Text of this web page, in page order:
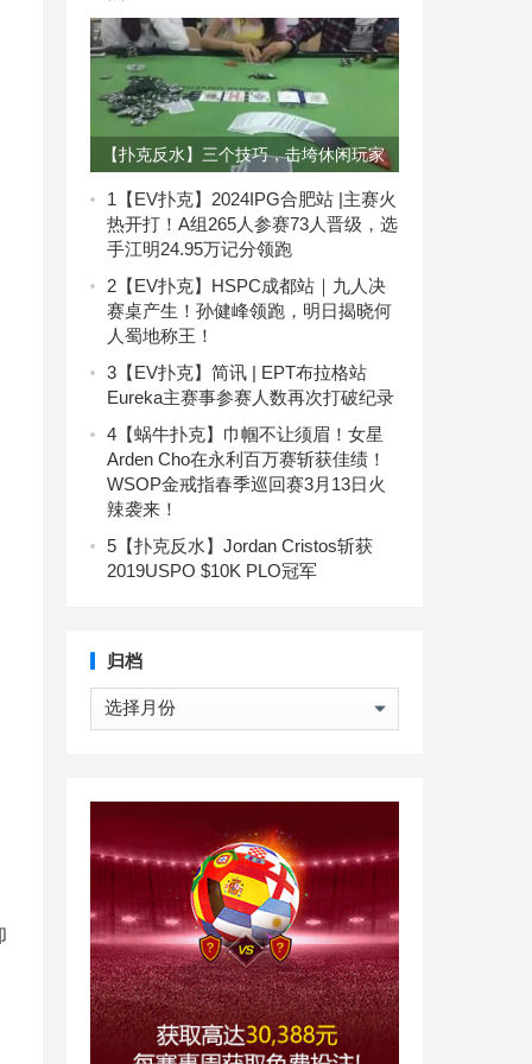
【扑克反水】三个技巧，击垮休闲玩家
｜扑克攻略
1 【EV扑克】2024IPG合肥站 |主赛火
热开打！A组265人参赛73人晋级，选
手江明24.95万记分领跑
2 【EV扑克】HSPC成都站｜九人决
赛桌产生！孙健峰领跑，明日揭晓何
人蜀地称王！
3 【EV扑克】简讯 | EPT布拉格站
Eureka主赛事参赛人数再次打破纪录
4 【蜗牛扑克】巾帼不让须眉！女星
Arden Cho在永利百万赛斩获佳绩！
WSOP金戒指春季巡回赛3月13日火
辣袭来！
5 【扑克反水】Jordan Cristos斩获
2019USPO $10K PLO冠军
归档
归